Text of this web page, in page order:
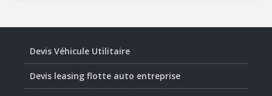
Devis Véhicule Utilitaire
Devis leasing flotte auto entreprise